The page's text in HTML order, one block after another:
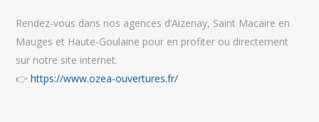
Rendez-vous dans nos agences d’Aizenay, Saint Macaire en
Mauges et Haute-Goulaine pour en profiter ou directement
sur notre site internet.
👉https://www.ozea-ouvertures.fr/